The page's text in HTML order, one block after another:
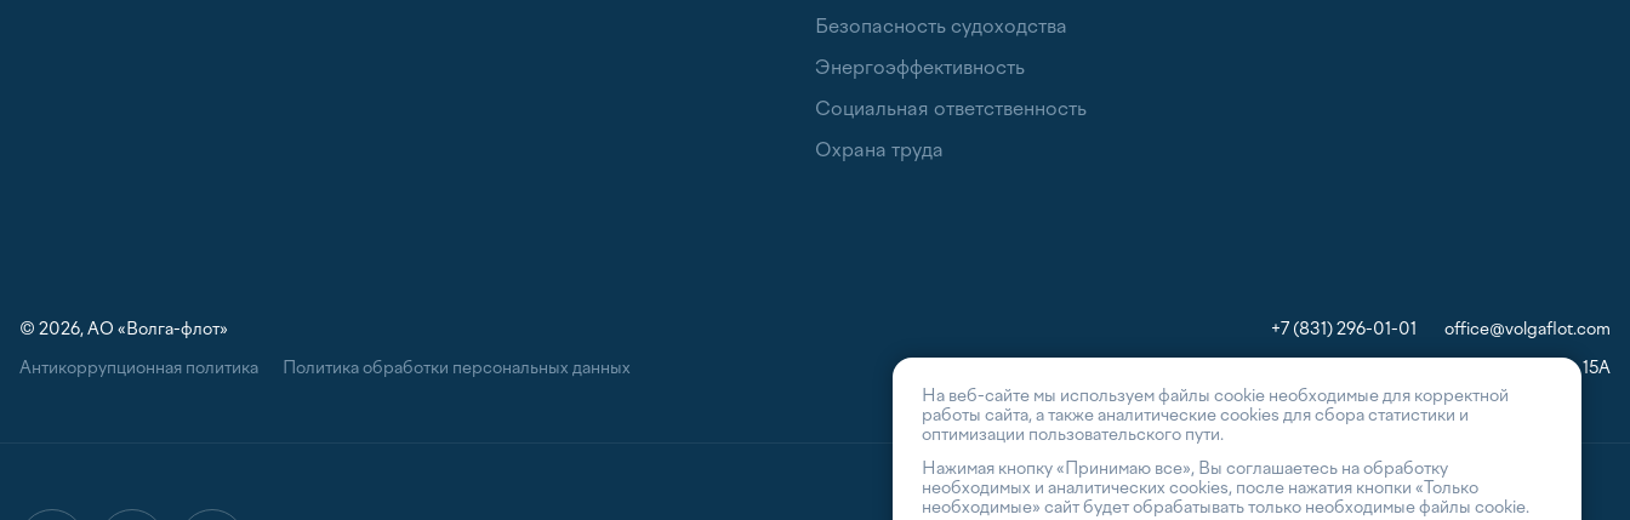
Безопасность судоходства
Энергоэффективность
Социальная ответственность
Охрана труда
© 2026, АО «Волга-флот»
Антикоррупционная политика
Политика обработки персональных данных
+7 (831) 296-01-01
office@volgaflot.com
603001, г. Нижний Новгород, пл. Маркина, 15А
На веб-сайте мы используем файлы cookie необходимые для корректной
работы сайта, а также аналитические cookies для сбора статистики и
оптимизации пользовательского пути.
Нажимая кнопку «Принимаю все», Вы соглашаетесь на обработку
необходимых и аналитических cookies, после нажатия кнопки «Только
необходимые» сайт будет обрабатывать только необходимые файлы cookie.